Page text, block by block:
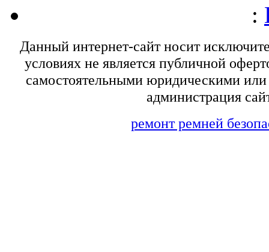
:
Данный интернет-сайт носит
условиях не является публичной
самостоятельными юридическими
администрация
ремонт ремней